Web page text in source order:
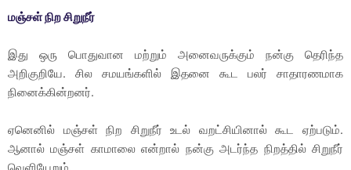
மஞ்சள் நிற சிறுநீர்
இது ஒரு பொதுவான மற்றும் அனைவருக்கும் நன்கு தெரிந்த
அறிகுறியே. சில சமயங்களில் இதனை கூட பலர் சாதாரணமாக
நினைக்கின்றனர்.
ஏனெனில் மஞ்சள் நிற சிறுநீர் உடல் வறட்சியினால் கூட ஏற்படும்.
ஆனால் மஞ்சள் காமாலை என்றால் நன்கு அடர்ந்த நிறத்தில் சிறுநீர்